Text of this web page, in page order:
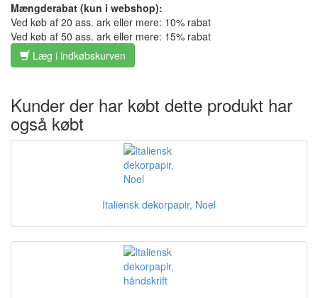
Mængderabat (kun i webshop):
Ved køb af 20 ass. ark eller mere: 10% rabat
Ved køb af 50 ass. ark eller mere: 15% rabat
Læg i indkøbskurven
Kunder der har købt dette produkt har
også købt
Italiensk dekorpapir, Noel